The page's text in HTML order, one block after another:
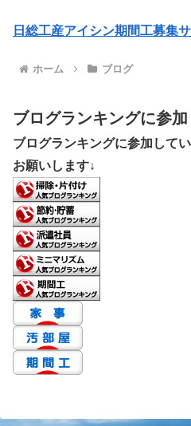
日総工産アイシン期間工募集
ホーム ブログ
ブログランキングに参
ブログランキングに参加して
お願いします↓